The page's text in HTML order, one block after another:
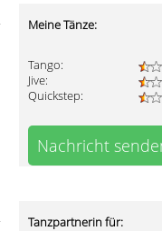
Meine Tänze:
Tango:
Jive:
Quickstep:
Nachricht
Tanzpartnerin für: